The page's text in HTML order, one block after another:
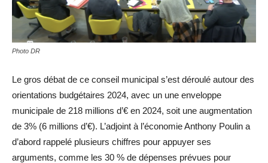
Photo DR
Le gros débat de ce conseil municipal s’est déroulé autour des
orientations budgétaires 2024, avec un une enveloppe
municipale de 218 millions d’€ en 2024, soit une augmentation
de 3% (6 millions d’€). L’adjoint à l’économie Anthony Poulin a
d’abord rappelé plusieurs chiffres pour appuyer ses
arguments, comme les 30 % de dépenses prévues pour